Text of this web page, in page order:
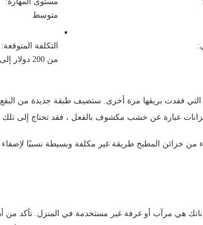
متوسط
التكلفة المتوقعة:
من 200 دولار إلى 500 دولار
التي فقدت بريقها مرة أخرى. ستضيف طبقة جديدة من البقع
عبارة عن خشب مكشوف بالفعل ، فقد تحتاج إلى تلك
من خزائن المطبخ طريقة غير مكلفة وبسيطة نسبيًا
خزاناتك هي مرآب أو غرفة غير مستخدمة في المنزل. تأكد من